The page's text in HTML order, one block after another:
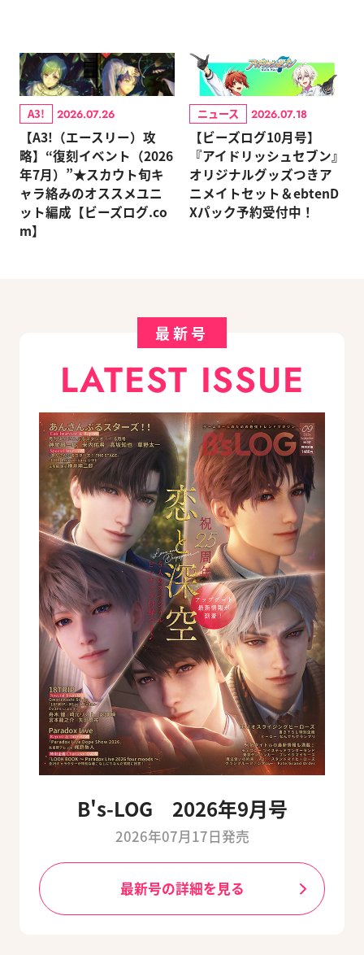
A3! 2026.07.26
【A3!（エースリー）攻
略】“復刻イベント（2026
年7月）”★スカウト旬キ
ャラ絡みのオススメユニ
ット編成【ビーズログ.co
m】
ニュース 2026.07.18
【ビーズログ10月号】
『アイドリッシュセブン』
オリジナルグッズつきア
ニメイトセット＆ebtenD
Xパック予約受付中！
最新号
LATEST ISSUE
B's-LOG 2026年9月号
2026年07月17日発売
最新号の詳細を見る